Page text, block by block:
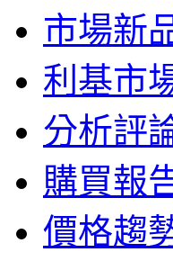
市場新
利基市
分析評
購買報
價格趨